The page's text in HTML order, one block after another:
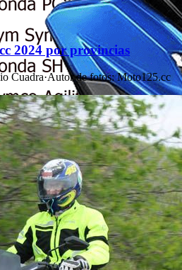
2024 por provincias
Cuadra·Autor de fotos: Moto125.cc